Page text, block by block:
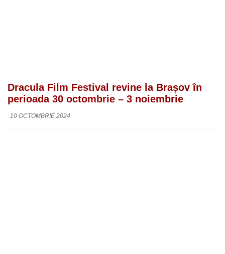
Dracula Film Festival revine la Brașov în
perioada 30 octombrie – 3 noiembrie
10 OCTOMBRIE 2024